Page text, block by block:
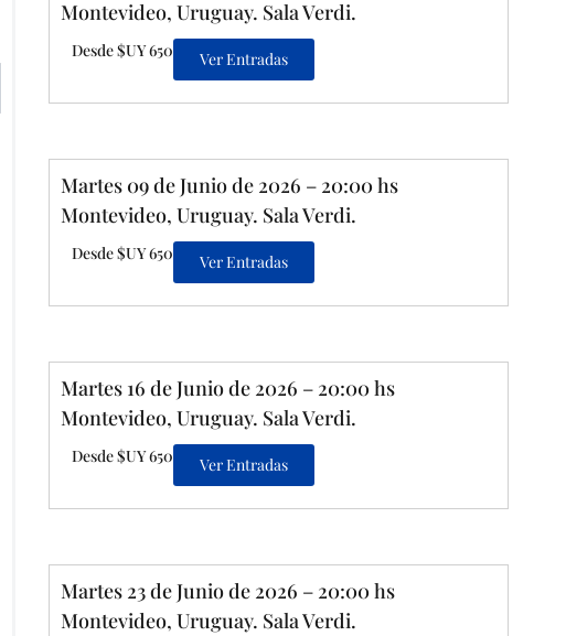
Montevideo, Uruguay. Sala Verdi.
Desde $UY 650 Ver Entradas
Martes 09 de Junio de 2026 – 20:00 hs
Montevideo, Uruguay. Sala Verdi.
Desde $UY 650 Ver Entradas
Martes 16 de Junio de 2026 – 20:00 hs
Montevideo, Uruguay. Sala Verdi.
Desde $UY 650 Ver Entradas
Martes 23 de Junio de 2026 – 20:00 hs
Montevideo, Uruguay. Sala Verdi.